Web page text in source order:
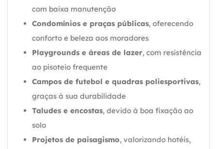
com baixa manutenção
Condomínios e praças públicas, oferecendo
conforto e beleza aos moradores
Playgrounds e áreas de lazer, com resistência
ao pisoteio frequente
Campos de futebol e quadras poliesportivas,
graças à sua durabilidade
Taludes e encostas, devido à boa fixação ao
solo
Projetos de paisagismo, valorizando hotéis,